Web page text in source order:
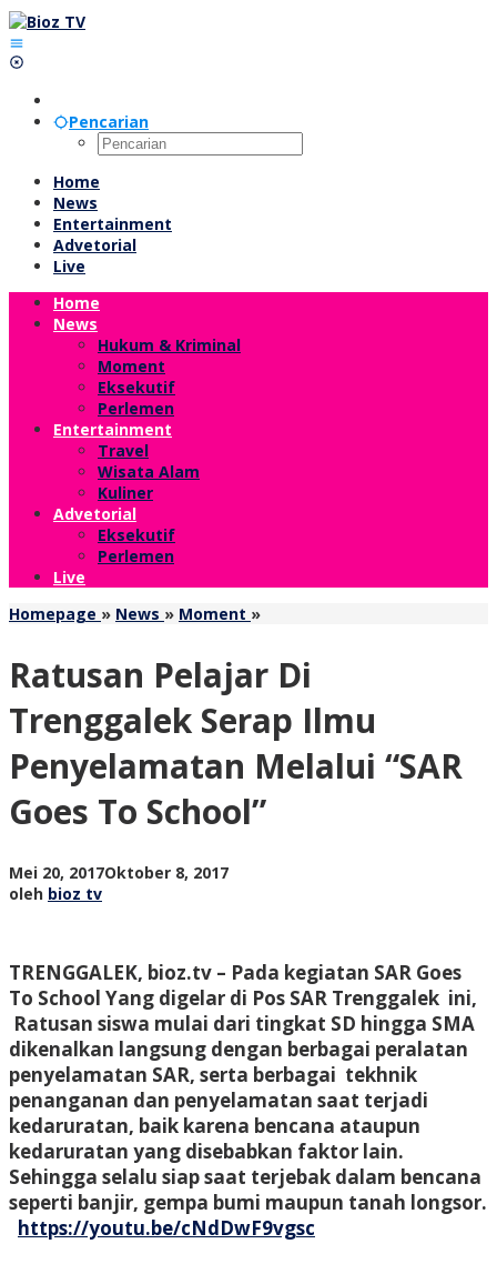
Lewati
ke
konten
Pencarian
Home
News
Entertainment
Advetorial
Live
Home
News
Hukum & Kriminal
Moment
Eksekutif
Perlemen
Entertainment
Travel
Wisata Alam
Kuliner
Advetorial
Eksekutif
Perlemen
Live
Homepage » News » Moment »Ratusan
Trenggalek
Ilmu
Penyelamatan
Melalui
"SAR
Goes
Ratusan Pelajar Di
Trenggalek Serap Ilmu
Penyelamatan Melalui “SAR
Goes To School”
Mei 20, 2017Oktober 8, 2017oleh
oleh bioz tv
TRENGGALEK, bioz.tv – Pada kegiatan SAR Goes
To School Yang digelar di Pos SAR Trenggalek ini,
Ratusan siswa mulai dari tingkat SD hingga SMA
dikenalkan langsung dengan berbagai peralatan
penyelamatan SAR, serta berbagai tekhnik
penanganan dan penyelamatan saat terjadi
kedaruratan, baik karena bencana ataupun
kedaruratan yang disebabkan faktor lain.
Sehingga selalu siap saat terjebak dalam bencana
seperti banjir, gempa bumi maupun tanah longsor.
https://youtu.be/cNdDwF9vgsc